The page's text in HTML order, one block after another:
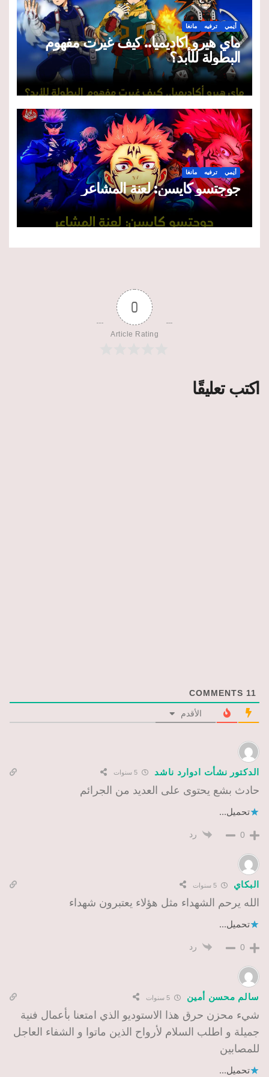
أنِمي ترفيه مانغا
ماي هيرو أكاديميا.. كيف غيرت مفهوم
البطولة للأبد؟
أنِمي ترفيه مانغا
جوجتسو كايسن: لعنة المشاعر
0
Article Rating
اكتب تعليقًا
11
الأقدم
الدكتور نشأت ادوارد ناشد
حادث بشع يحتوى على العديد من الجرائم
تحميل...
0 رد
البكاي 5 سنوات
الله يرحم الشهداء مثل هؤلاء يعتبرون شهداء
تحميل...
0 رد
سالم محسن أمين
شيء محزن حرق هذا الاستوديو الذي امتعنا بأعمال فنية
جميلة و اطلب السلام لأرواح الذين ماتوا و الشفاء العاجل
للمصابين
تحميل...